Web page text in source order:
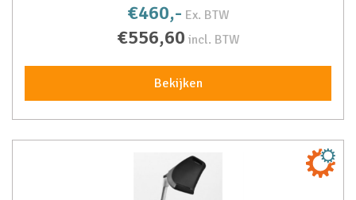
€460,- Ex. BTW
€556,60 incl. BTW
Bekijken